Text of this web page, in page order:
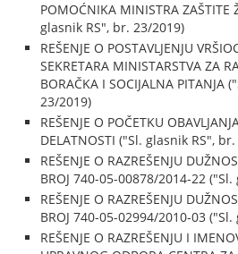
POMOĆNIKA MINISTRA ZAŠTITE
glasnik RS", br. 23/2019)
REŠENJE O POSTAVLJENJU
SEKRETARA MINISTARSTVA ZA
BORAČKA I SOCIJALNA PITANJA
23/2019)
REŠENJE O POČETKU
DELATNOSTI ("Sl. glasnik RS",
REŠENJE O RAZREŠENJU
BROJ 740-05-00878/2014-22
REŠENJE O RAZREŠENJU
BROJ 740-05-02994/2010-03
REŠENJE O RAZREŠENJU I